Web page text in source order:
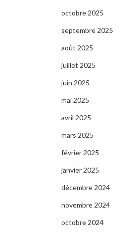
octobre 2025
septembre 2025
août 2025
juillet 2025
juin 2025
mai 2025
avril 2025
mars 2025
février 2025
janvier 2025
décembre 2024
novembre 2024
octobre 2024